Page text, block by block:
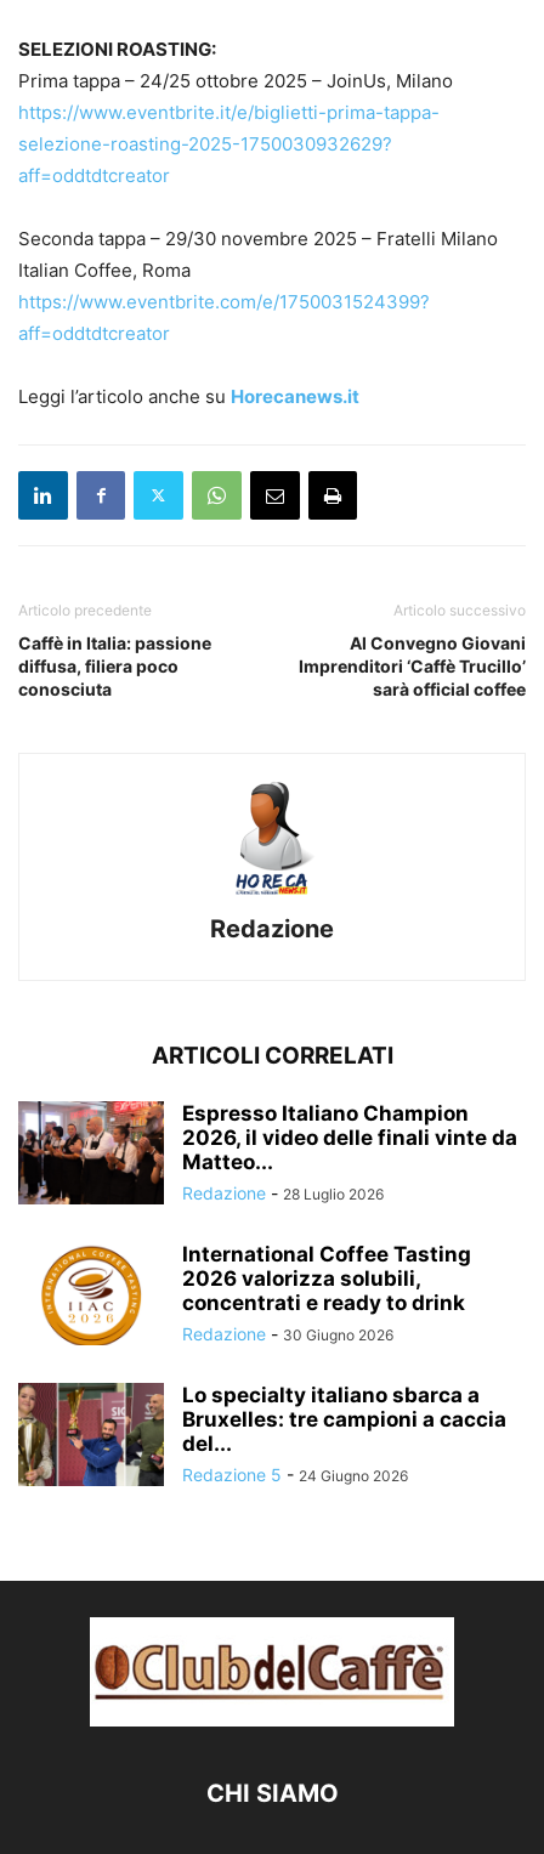
SELEZIONI ROASTING:
Prima tappa – 24/25 ottobre 2025 – JoinUs, Milano
https://www.eventbrite.it/e/biglietti-prima-tappa-
selezione-roasting-2025-1750030932629?
aff=oddtdtcreator
Seconda tappa – 29/30 novembre 2025 – Fratelli Milano
Italian Coffee, Roma
https://www.eventbrite.com/e/1750031524399?
aff=oddtdtcreator
Leggi l’articolo anche su Horecanews.it
Articolo precedente
Caffè in Italia: passione
diffusa, filiera poco
conosciuta
Articolo successivo
Al Convegno Giovani
Imprenditori ‘Caffè Trucillo’
sarà official coffee
Redazione
ARTICOLI CORRELATI
Espresso Italiano Champion
2026, il video delle finali vinte da
Matteo...
Redazione - 28 Luglio 2026
International Coffee Tasting
2026 valorizza solubili,
concentrati e ready to drink
Redazione - 30 Giugno 2026
Lo specialty italiano sbarca a
Bruxelles: tre campioni a caccia
del...
Redazione 5 - 24 Giugno 2026
CHI SIAMO